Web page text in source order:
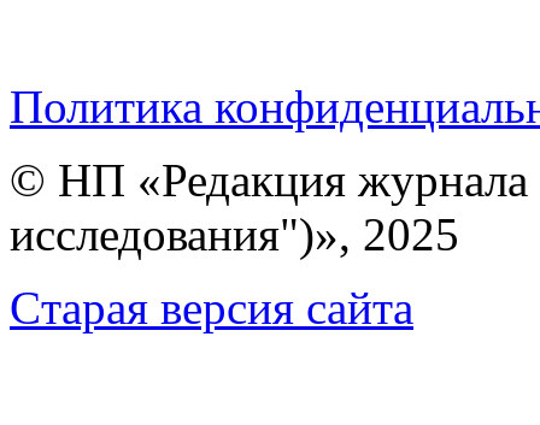
Политика
© НП «Редакция
исследования")», 2025
Cтарая версия сайта